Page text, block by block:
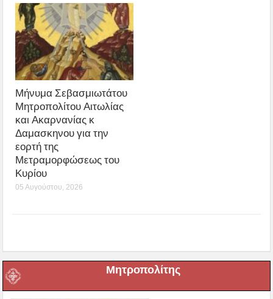
Μήνυμα Σεβασμιωτάτου
Μητροπολίτου Αιτωλίας
και Ακαρνανίας κ
Δαμασκηνου για την
εορτή της
Μετραμορφώσεως του
Κυρίου
05 Αυγούστου, 2026
Μητροπολίτης